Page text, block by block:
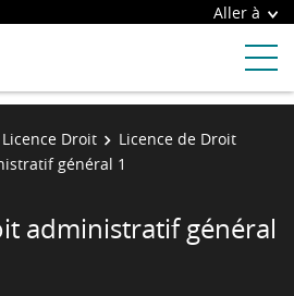
Aller à
Licence Droit
Licence de Droit
général 1
administratif général